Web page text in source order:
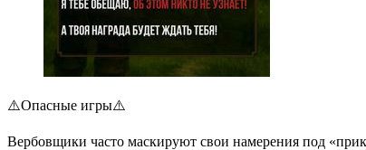
⚠️Опасные игры⚠️
Вербовщики часто маскируют свои намерения под